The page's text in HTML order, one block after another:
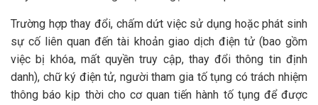
Trường hợp thay đổi, chấm dứt việc sử dụng hoặc phát sinh
sự cố liên quan đến tài khoản giao dịch điện tử (bao gồm
việc bị khóa, mất quyền truy cập, thay đổi thông tin định
danh), chữ ký điện tử, người tham gia tố tụng có trách nhiệm
thông báo kịp thời cho cơ quan tiến hành tố tụng để được